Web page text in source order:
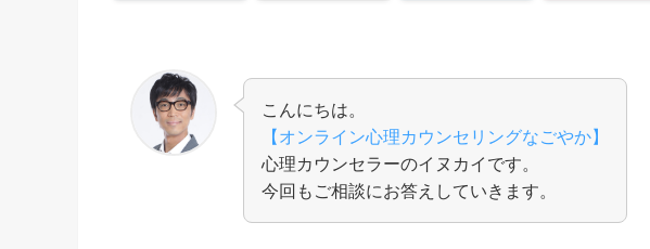
こんにちは。
【オンライン心理カウンセリングなごやか】
心理カウンセラーのイヌカイです。
今回もご相談にお答えしていきます。